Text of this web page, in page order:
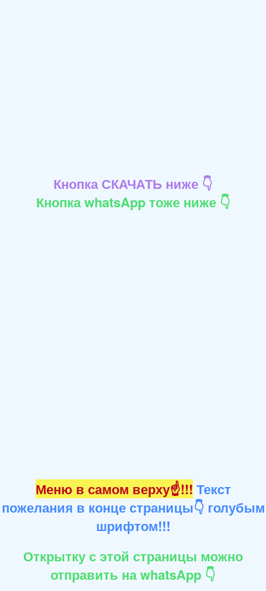
Кнопка СКАЧАТЬ ниже 👇
Кнопка whatsApp тоже ниже 👇
Меню в самом верху☝!!! Текст
пожелания в конце страницы👇 голубым
шрифтом!!!
Открытку с этой страницы можно
отправить на whatsApp 👇